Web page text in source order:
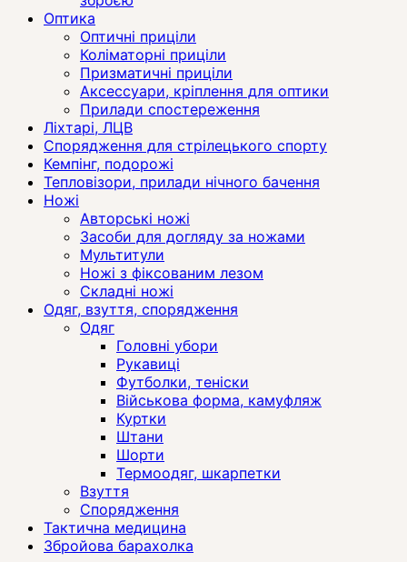
Оптика
Оптичні приціли
Коліматорні приціли
Призматичні приціли
Аксессуари, кріплення для оптики
Прилади спостереження
Ліхтарі, ЛЦВ
Спорядження для стрілецького спорту
Кемпінг, подорожі
Тепловізори, прилади нічного бачення
Ножі
Авторські ножі
Засоби для догляду за ножами
Мультитули
Ножі з фіксованим лезом
Складні ножі
Одяг, взуття, спорядження
Одяг
Головні убори
Рукавиці
Футболки, теніски
Військова форма, камуфляж
Куртки
Штани
Шорти
Термоодяг, шкарпетки
Взуття
Спорядження
Тактична медицина
Збройова барахолка